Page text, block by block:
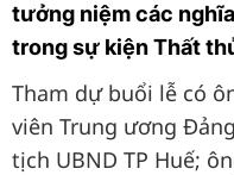
tưởng niệm các
trong sự kiện Thất
Tham dự buổi lễ có
viên Trung ương
tịch UBND TP Huế;